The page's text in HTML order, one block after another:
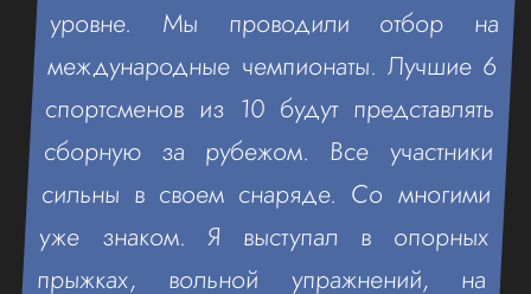
уровне. Мы проводили отбор на
международные чемпионаты. Лучшие 6
спортсменов из 10 будут представлять
сборную за рубежом. Все участники
сильны в своем снаряде. Со многими
уже знаком. Я выступал в опорных
прыжках, вольной упражнений, на